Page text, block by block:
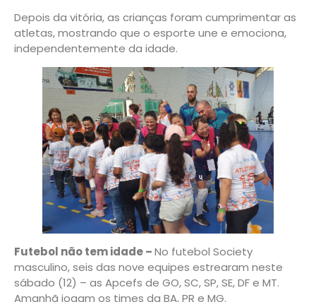
Depois da vitória, as crianças foram cumprimentar as
atletas, mostrando que o esporte une e emociona,
independentemente da idade.
Futebol não tem idade –No futebol Society
masculino, seis das nove equipes estrearam neste
sábado (12) – as Apcefs de GO, SC, SP, SE, DF e MT.
Amanhã jogam os times da BA, PR e MG.